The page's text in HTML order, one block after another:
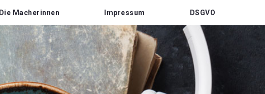
Die Macherinnen Impressum DSGVO